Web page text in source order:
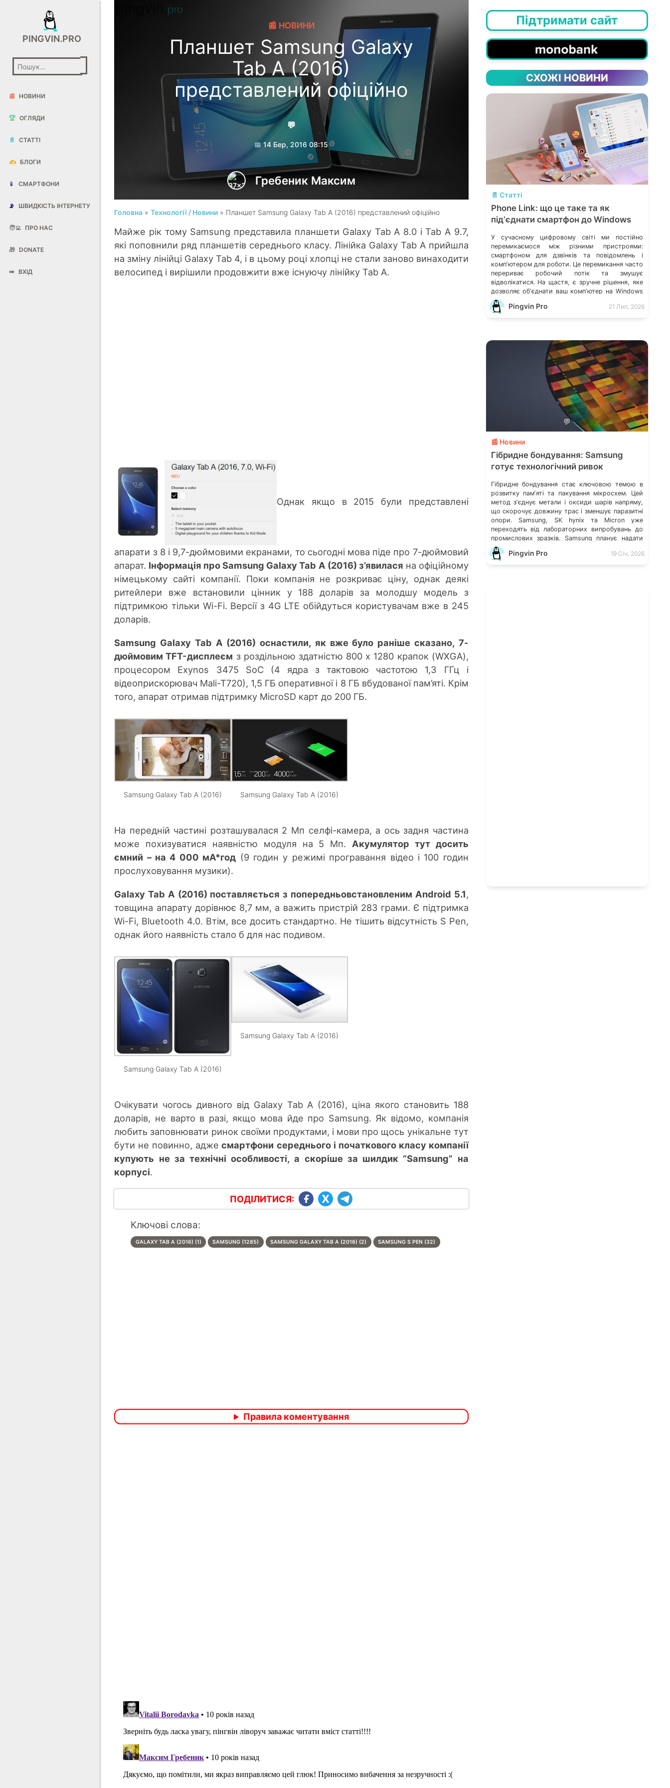
PINGVIN.PRO
📰 НОВИНИ
🏆 ОГЛЯДИ
📄 СТАТТІ
✍️ БЛОГИ
📱 СМАРТФОНИ
📡 ШВИДКІСТЬ ІНТЕРНЕТУ
🧑‍💻 ПРО НАС
🎁 DONATE
➡️ ВХІД
📰 НОВИНИ
Планшет Samsung Galaxy
Tab A (2016)
представлений офіційно
💬
📅 14 Бер, 2016 08:15
Гребеник Максим
Головна »Технології / Новини » Планшет Samsung Galaxy Tab A (2016) представлений офіційно
Майже рік тому Samsung представила планшети Galaxy Tab A 8.0 і Tab A 9.7,
які поповнили ряд планшетів середнього класу. Лінійка Galaxy Tab A прийшла
на зміну лінійці Galaxy Tab 4, і в цьому році хлопці не стали заново винаходити
велосипед і вирішили продовжити вже існуючу лінійку Tab A.
Однак якщо в 2015 були представлені
апарати з 8 і 9,7-дюймовими екранами, то сьогодні мова піде про 7-дюймовий
апарат. Інформація про Samsung Galaxy Tab A (2016) з’явилася на офіційному
німецькому сайті компанії. Поки компанія не розкриває ціну, однак деякі
ритейлери вже встановили цінник у 188 доларів за молодшу модель з
підтримкою тільки Wi-Fi. Версії з 4G LTE обійдуться користувачам вже в 245
доларів.
Samsung Galaxy Tab A (2016) оснастили, як вже було раніше сказано, 7-
дюймовим TFT-дисплеєм з роздільною здатністю 800 x 1280 крапок (WXGA),
процесором Exynos 3475 SoC (4 ядра з тактовою частотою 1,3 ГГц і
відеоприскорювач Mali-T720), 1,5 ГБ оперативної і 8 ГБ вбудованої пам’яті. Крім
того, апарат отримав підтримку MicroSD карт до 200 ГБ.
Samsung Galaxy Tab A (2016) Samsung Galaxy Tab A (2016)
На передній частині розташувалася 2 Мп селфі-камера, а ось задня частина
може похизуватися наявністю модуля на 5 Мп. Акумулятор тут досить
ємний – на 4 000 мА*год (9 годин у режимі програвання відео і 100 годин
прослуховування музики).
Galaxy Tab A (2016) поставляється з попередньовстановленим Android 5.1,
товщина апарату дорівнює 8,7 мм, а важить пристрій 283 грами. Є підтримка
Wi-Fi, Bluetooth 4.0. Втім, все досить стандартно. Не тішить відсутність S Pen,
однак його наявність стало б для нас подивом.
Samsung Galaxy Tab A (2016)
Samsung Galaxy Tab A (2016)
Очікувати чогось дивного від Galaxy Tab A (2016), ціна якого становить 188
доларів, не варто в разі, якщо мова йде про Samsung. Як відомо, компанія
любить заповнювати ринок своїми продуктами, і мови про щось унікальне тут
бути не повинно, адже смартфони середнього і початкового класу компанії
купують не за технічні особливості, а скоріше за шилдик “Samsung” на
корпусі.
ПОДІЛИТИСЯ:
Ключові слова:
GALAXY TAB A (2016) (1) SAMSUNG (1285) SAMSUNG GALAXY TAB A (2016) (2) SAMSUNG S PEN (32)
Правила коментування
Підтримати сайт
СХОЖІ НОВИНИ
💬
📄 Статті
Phone Link: що це таке та як
підʼєднати смартфон до Windows
У сучасному цифровому світі ми постійно
перемикаємося між різними пристроями:
смартфоном для дзвінків та повідомлень і
компʼютером для роботи. Це перемикання часто
перериває робочий потік та змушує
відволікатися. На щастя, є зручне рішення, яке
дозволяє обʼєднати ваш компʼютер на Windows
із мобільним пристроєм, чи то Android, чи iOS.
Йдеться про застосунок Звʼязок зі смартфоном
Pingvin Pro 21 Лип, 2026
💬
📰 Новини
Гібридне бондування: Samsung
готує технологічний ривок
Гібридне бондування стає ключовою темою в
розвитку памʼяті та пакування мікросхем. Цей
метод зʼєднує метали і оксиди шарів напряму,
що скорочує довжину трас і зменшує паразитні
опори. Samsung, SK hynix та Micron уже
переходять від лабораторних випробувань до
промислових зразків. Samsung планує надати
зразки HBM4 у 2025 році і перейти до
масового виробництва в 2026 […]
Pingvin Pro 19 Січ, 2026